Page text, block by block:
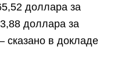
доллара за
доллара за
сказано в докладе